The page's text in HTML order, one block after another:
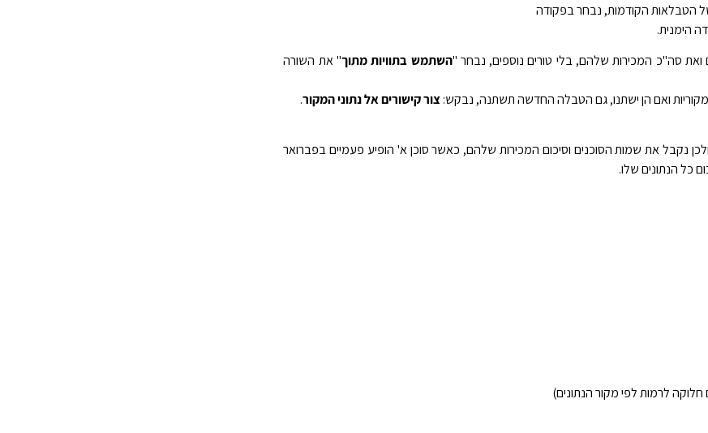
הקודמות, נבחר בפקודה
הימנית.
סה"כ המכירות שלהם, בלי טורים נוספים, נבחר "השתמש בתוויות מתוך" את השורה
ואם הן ישתנו, גם הטבלה החדשה תשתנה, נבקש:צור קישורים אל נתוני המקור.
נקבל את שמות הסוכנים וסיכום המכירות שלהם, כאשר סוכן א' הופיע פעמיים בפברואר
כל הנתונים שלו.
לרמות לפי מקור הנתונים)